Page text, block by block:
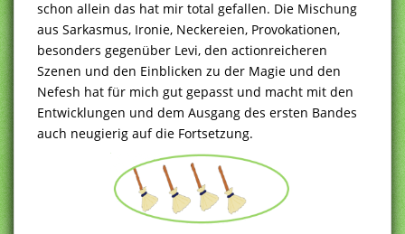
schon allein das hat mir total gefallen. Die Mischung
aus Sarkasmus, Ironie, Neckereien, Provokationen,
besonders gegenüber Levi, den actionreicheren
Szenen und den Einblicken zu der Magie und den
Nefesh hat für mich gut gepasst und macht mit den
Entwicklungen und dem Ausgang des ersten Bandes
auch neugierig auf die Fortsetzung.